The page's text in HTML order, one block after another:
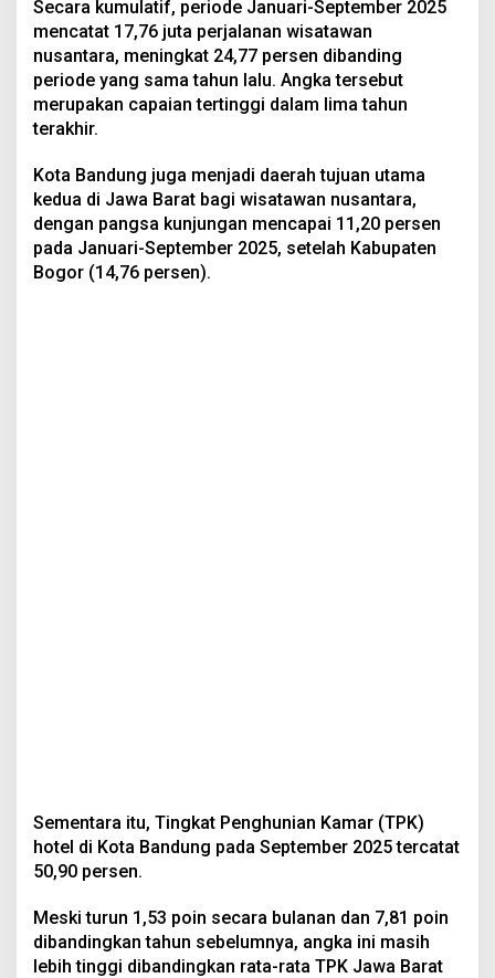
Secara kumulatif, periode Januari-September 2025
mencatat 17,76 juta perjalanan wisatawan
nusantara, meningkat 24,77 persen dibanding
periode yang sama tahun lalu. Angka tersebut
merupakan capaian tertinggi dalam lima tahun
terakhir.
Kota Bandung juga menjadi daerah tujuan utama
kedua di Jawa Barat bagi wisatawan nusantara,
dengan pangsa kunjungan mencapai 11,20 persen
pada Januari-September 2025, setelah Kabupaten
Bogor (14,76 persen).
Sementara itu, Tingkat Penghunian Kamar (TPK)
hotel di Kota Bandung pada September 2025 tercatat
50,90 persen.
Meski turun 1,53 poin secara bulanan dan 7,81 poin
dibandingkan tahun sebelumnya, angka ini masih
lebih tinggi dibandingkan rata-rata TPK Jawa Barat